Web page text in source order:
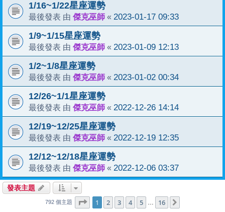
1/16~1/22星座運勢
最後發表 由 傑克巫師 « 2023-01-17 09:33
1/9~1/15星座運勢
最後發表 由 傑克巫師 « 2023-01-09 12:13
1/2~1/8星座運勢
最後發表 由 傑克巫師 « 2023-01-02 00:34
12/26~1/1星座運勢
最後發表 由 傑克巫師 « 2022-12-26 14:14
12/19~12/25星座運勢
最後發表 由 傑克巫師 « 2022-12-19 12:35
12/12~12/18星座運勢
最後發表 由 傑克巫師 « 2022-12-06 03:37
發表主題
792 個主題 第1 頁 (共 16頁)
1 2 3 4 5 … 16